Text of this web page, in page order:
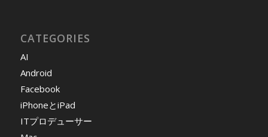
CATEGORIES
AI
Android
Facebook
iPhoneとiPad
ITプロデューサー